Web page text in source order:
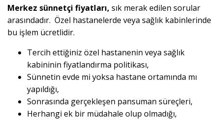
Merkez sünnetçi fiyatları, sık merak edilen sorular
arasındadır. Özel hastanelerde veya sağlık kabinlerinde
bu işlem ücretlidir.
Tercih ettiğiniz özel hastanenin veya sağlık
kabininin fiyatlandırma politikası,
Sünnetin evde mi yoksa hastane ortamında mı
yapıldığı,
Sonrasında gerçekleşen pansuman süreçleri,
Herhangi ek bir müdahale olup olmadığı,